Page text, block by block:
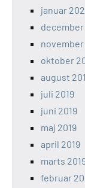
januar
december
november
oktober
august
juli 2019
juni 2019
maj 2019
april 2019
marts
februar